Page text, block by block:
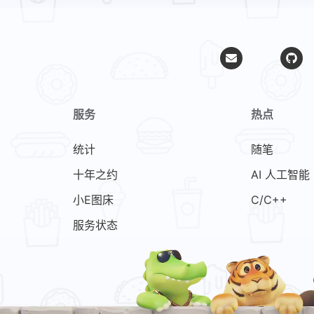
服务
统计
十年之约
小E图床
服务状态
热点
随笔
AI 人工智能
C/C++